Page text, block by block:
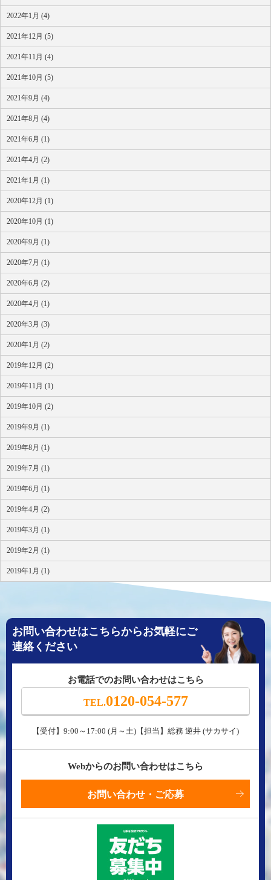
2022年1月 (4)
2021年12月 (5)
2021年11月 (4)
2021年10月 (5)
2021年9月 (4)
2021年8月 (4)
2021年6月 (1)
2021年4月 (2)
2021年1月 (1)
2020年12月 (1)
2020年10月 (1)
2020年9月 (1)
2020年7月 (1)
2020年6月 (2)
2020年4月 (1)
2020年3月 (3)
2020年1月 (2)
2019年12月 (2)
2019年11月 (1)
2019年10月 (2)
2019年9月 (1)
2019年8月 (1)
2019年7月 (1)
2019年6月 (1)
2019年4月 (2)
2019年3月 (1)
2019年2月 (1)
2019年1月 (1)
お問い合わせはこちらからお気軽にご
連絡ください
お電話でのお問い合わせはこちら
TEL.0120-054-577
【受付】9:00～17:00 (月～土)【担当】総務 逆井 (サカサイ)
Webからのお問い合わせはこちら
お問い合わせ・ご応募